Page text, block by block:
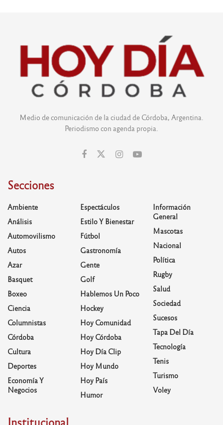
Medio de comunicación de la ciudad de Córdoba, Argentina.
Periodismo con agenda propia.
Secciones
Ambiente
Análisis
Automovilismo
Autos
Azar
Basquet
Boxeo
Ciencia
Columnistas
Córdoba
Cultura
Deportes
Economía Y
Negocios
Espectáculos
Estilo Y Bienestar
Fútbol
Gastronomía
Gente
Golf
Hablemos Un Poco
Hockey
Hoy Comunidad
Hoy Córdoba
Hoy Día Clip
Hoy Mundo
Hoy País
Humor
Información
General
Mascotas
Nacional
Política
Rugby
Salud
Sociedad
Sucesos
Tapa Del Día
Tecnología
Tenis
Turismo
Voley
Institucional